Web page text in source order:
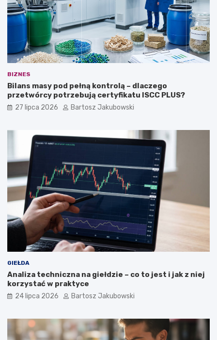
BIZNES
Bilans masy pod pełną kontrolą – dlaczego
przetwórcy potrzebują certyfikatu ISCC PLUS?
27 lipca 2026 Bartosz Jakubowski
GIEŁDA
Analiza techniczna na giełdzie – co to jest i jak z niej
korzystać w praktyce
24 lipca 2026 Bartosz Jakubowski